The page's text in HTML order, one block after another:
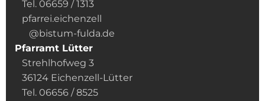
Tel. 06659 / 1313
pfarrei.eichenzell
@bistum-fulda.de
Pfarramt Lütter
Strehlhofweg 3
36124 Eichenzell-Lütter
Tel. 06656 / 8525